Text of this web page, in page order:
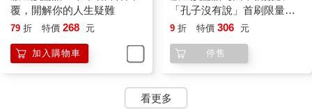
覆，開解你的人生疑難
79 折 特價 268 元
加入購物車
「孔子沒有說」首刷限量貼
紙】：千年名師神回覆，開
9 折 特價 306 元
停售
看更多